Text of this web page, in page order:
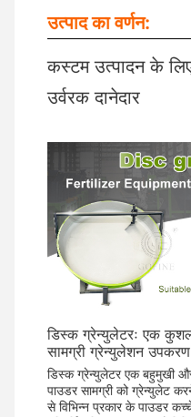
उत्पाद का वर्णन:
कस्टम उत्पादन के
उर्वरक दानेदार
डिस्क ग्रेन्युलेटरः एक
सामग्री ग्रेन्युलेशन उपकरण
डिस्क ग्रेन्युलेटर एक बहुमुखी
पाउडर सामग्री को ग्रेन्युलेट
से विभिन्न प्रकार के पाउडर